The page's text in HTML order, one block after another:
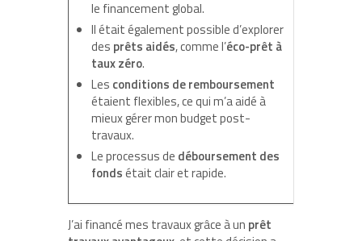
le financement global.
Il était également possible d’explorer
des prêts aidés, comme l’éco-prêt à
taux zéro.
Les conditions de remboursement
étaient flexibles, ce qui m’a aidé à
mieux gérer mon budget post-
travaux.
Le processus de déboursement des
fondsétait clair et rapide.
J’ai financé mes travaux grâce à un prêt